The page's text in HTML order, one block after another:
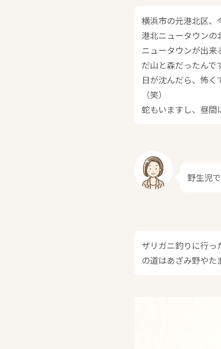
横浜市の元港北区、
港北ニュータウンの
ニュータウンが出
だ山と森だったんで
日が沈んだら、怖
（笑）
蛇もいますし、昼間
野生児
ザリガニ釣りに行っ
の道はあざみ野や